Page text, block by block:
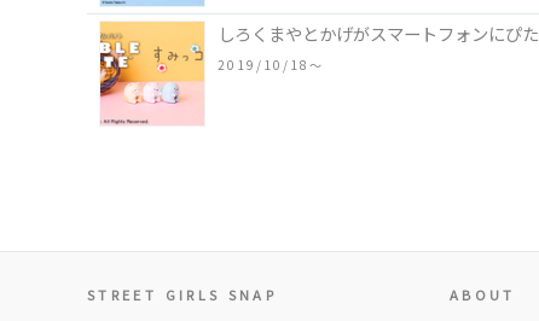
しろくまやとかげがスマートフォンにぴ
2019/10/18〜
STREET GIRLS SNAP ABOUT